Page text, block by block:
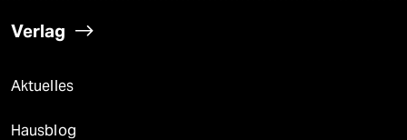
Verlag
Aktuelles
Hausblog